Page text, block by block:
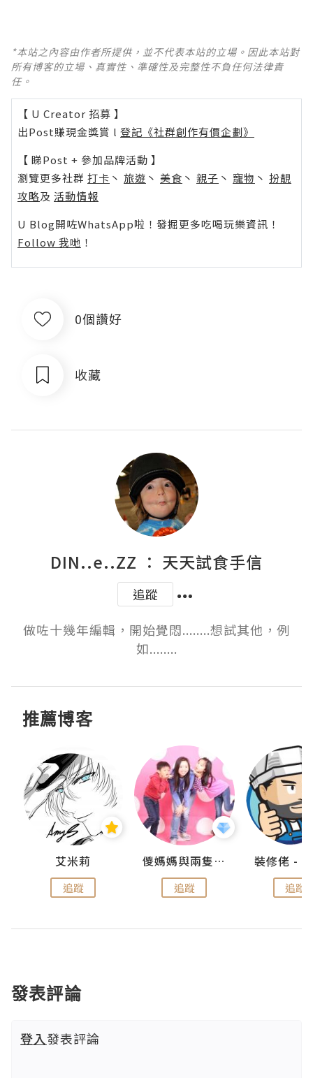
*本站之內容由作者所提供，並不代表本站的立場。因此本站對
所有博客的立場、真實性、準確性及完整性不負任何法律責
任。
【 U Creator 招募 】
出Post賺現金獎賞 l 登記《社群創作有價企劃》
【 睇Post + 參加品牌活動 】
瀏覽更多社群 打卡 丶 旅遊 丶 美食 丶 親子 丶 寵物 丶 扮靚
攻略及 活動情報
U Blog開咗WhatsApp啦！發掘更多吃喝玩樂資訊！
Follow 我哋 ！
0個讚好
收藏
DIN..e..ZZ ： 天天試食手信
追蹤
做咗十幾年編輯，開始覺悶........想試其他，例
如........
推薦博客
艾米莉
追蹤
儍媽媽與兩隻小魔怪之家
追蹤 追蹤
發表評論
登入發表評論